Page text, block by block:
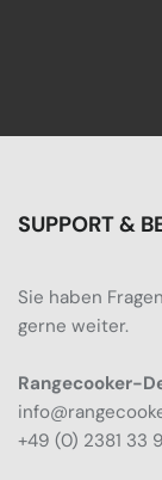
SUPPORT &
Sie haben
gerne weiter.
Rangecooker-
+49 (0) 2381 33